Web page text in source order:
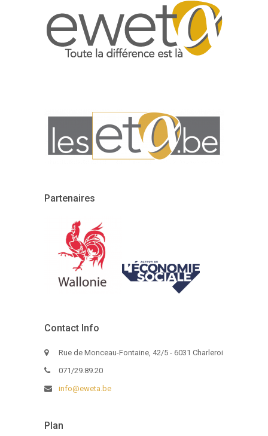
Partenaires
Contact Info
Rue de Monceau-Fontaine, 42/5 - 6031 Charleroi
071/29.89.20
info@eweta.be
Plan